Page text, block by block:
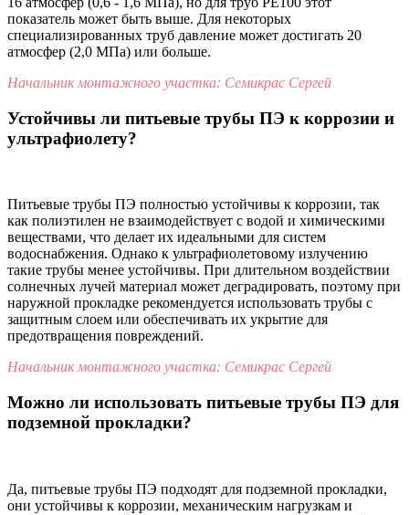
показатель может быть выше. Для некоторых
специализированных труб давление может достигать 20
атмосфер (2,0 МПа) или больше.
Начальник монтажного участка: Семикрас Сергей
Устойчивы ли питьевые трубы ПЭ к коррозии и
ультрафиолету?
Питьевые трубы ПЭ полностью устойчивы к коррозии, так
как полиэтилен не взаимодействует с водой и химическими
веществами, что делает их идеальными для систем
водоснабжения. Однако к ультрафиолетовому излучению
такие трубы менее устойчивы. При длительном воздействии
солнечных лучей материал может деградировать, поэтому при
наружной прокладке рекомендуется использовать трубы с
защитным слоем или обеспечивать их укрытие для
предотвращения повреждений.
Начальник монтажного участка: Семикрас Сергей
Можно ли использовать питьевые трубы ПЭ для
подземной прокладки?
Да, питьевые трубы ПЭ подходят для подземной прокладки,
они устойчивы к коррозии, механическим нагрузкам и